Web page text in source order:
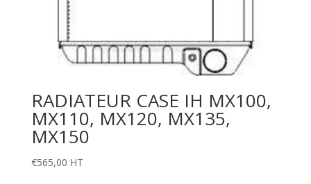
RADIATEUR CASE IH MX100,
MX110, MX120, MX135,
MX150
€565,00 HT